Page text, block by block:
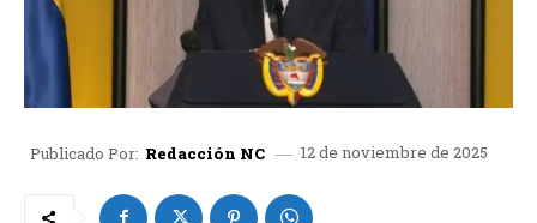
Publicado Por: Redacción NC 12 de noviembre de 2025